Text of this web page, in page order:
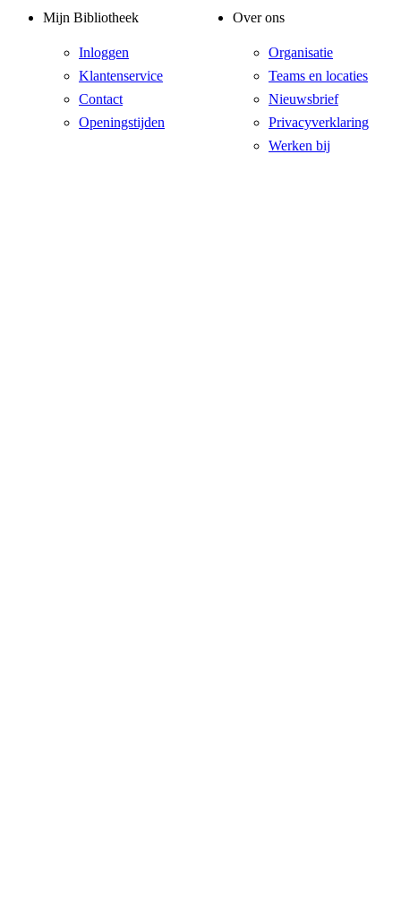
Mijn Bibliotheek
Inloggen
Klantenservice
Contact
Openingstijden
Over ons
Organisatie
Teams en locaties
Nieuwsbrief
Privacyverklaring
Werken bij